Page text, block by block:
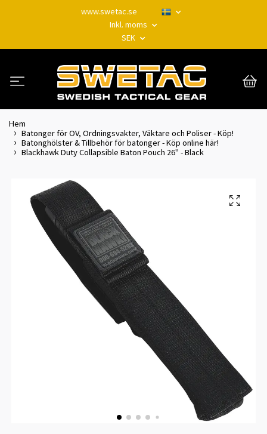
www.swetac.se
Inkl. moms
SEK
Hem
Batonger för OV, Ordningsvakter, Väktare och Poliser - Köp!
Batonghölster & Tillbehör för batonger - Köp online här!
Blackhawk Duty Collapsible Baton Pouch 26" - Black